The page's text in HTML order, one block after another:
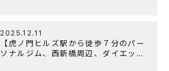
2025.12.11
【虎ノ門ヒルズ駅から徒歩７分のパー
ソナルジム、西新橋周辺、ダイエット